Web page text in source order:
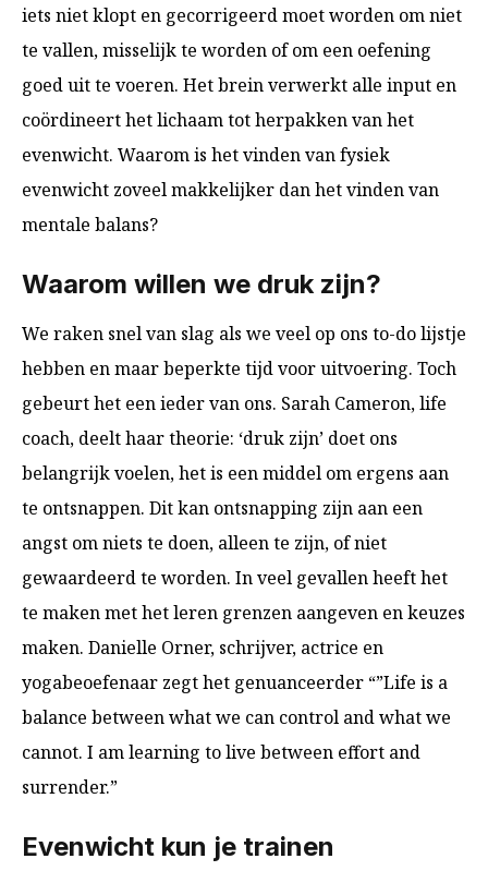
iets niet klopt en gecorrigeerd moet worden om niet
te vallen, misselijk te worden of om een oefening
goed uit te voeren. Het brein verwerkt alle input en
coördineert het lichaam tot herpakken van het
evenwicht. Waarom is het vinden van fysiek
evenwicht zoveel makkelijker dan het vinden van
mentale balans?
Waarom willen we druk zijn?
We raken snel van slag als we veel op ons to-do lijstje
hebben en maar beperkte tijd voor uitvoering. Toch
gebeurt het een ieder van ons. Sarah Cameron, life
coach, deelt haar theorie: ‘druk zijn’ doet ons
belangrijk voelen, het is een middel om ergens aan
te ontsnappen. Dit kan ontsnapping zijn aan een
angst om niets te doen, alleen te zijn, of niet
gewaardeerd te worden. In veel gevallen heeft het
te maken met het leren grenzen aangeven en keuzes
maken. Danielle Orner, schrijver, actrice en
yogabeoefenaar zegt het genuanceerder “”Life is a
balance between what we can control and what we
cannot. I am learning to live between effort and
surrender.”
Evenwicht kun je trainen